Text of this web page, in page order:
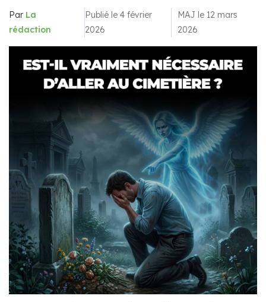
Par La
rédaction
Publié le 4 février
2026
MAJ le 12 mars
2026